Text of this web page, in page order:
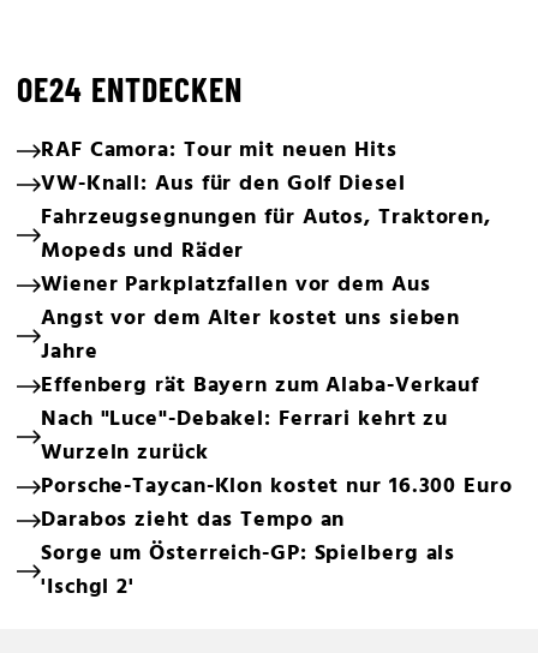
OE24 ENTDECKEN
RAF Camora: Tour mit neuen Hits
VW-Knall: Aus für den Golf Diesel
Fahrzeugsegnungen für Autos, Traktoren,
Mopeds und Räder
Wiener Parkplatzfallen vor dem Aus
Angst vor dem Alter kostet uns sieben
Jahre
Effenberg rät Bayern zum Alaba-Verkauf
Nach "Luce"-Debakel: Ferrari kehrt zu
Wurzeln zurück
Porsche-Taycan-Klon kostet nur 16.300 Euro
Darabos zieht das Tempo an
Sorge um Österreich-GP: Spielberg als
'Ischgl 2'